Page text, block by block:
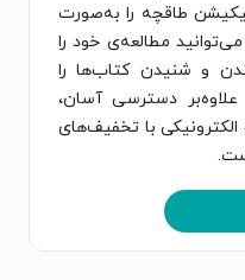
طاقچه را به‌صورت
مطالعه‌ی خود را
و شنیدن کتاب‌ها را
دسترسی آسان،
با تخفیف‌های